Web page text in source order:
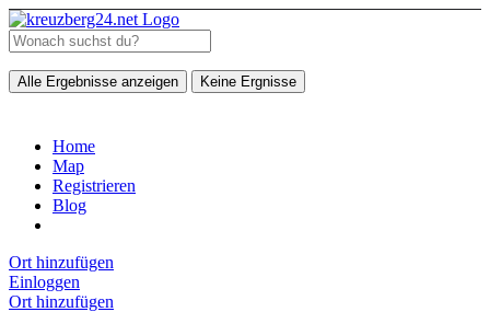
Alle Ergebnisse anzeigen Keine Ergnisse
Home
Map
Registrieren
Blog
Ort hinzufügen
Einloggen
Ort hinzufügen